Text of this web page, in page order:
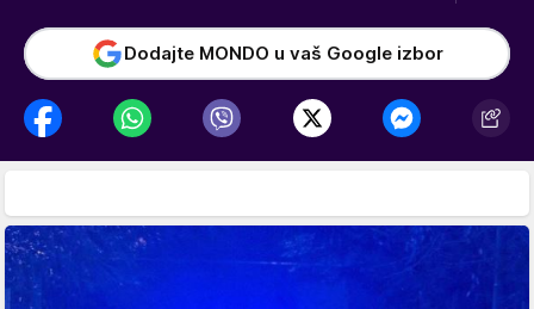
Dodajte MONDO u vaš Google izbor